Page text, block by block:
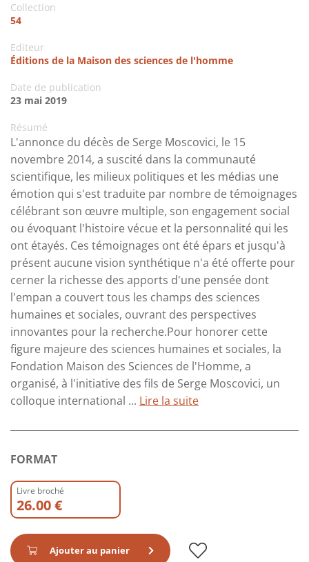
Collection
54
Editeur
Éditions de la Maison des sciences de l'homme
Date de publication
23 mai 2019
Résumé
L'annonce du décès de Serge Moscovici, le 15
novembre 2014, a suscité dans la communauté
scientifique, les milieux politiques et les médias une
émotion qui s'est traduite par nombre de témoignages
célébrant son œuvre multiple, son engagement social
ou évoquant l'histoire vécue et la personnalité qui les
ont étayés. Ces témoignages ont été épars et jusqu'à
présent aucune vision synthétique n'a été offerte pour
cerner la richesse des apports d'une pensée dont
l'empan a couvert tous les champs des sciences
humaines et sociales, ouvrant des perspectives
innovantes pour la recherche.Pour honorer cette
figure majeure des sciences humaines et sociales, la
Fondation Maison des Sciences de l'Homme, a
organisé, à l'initiative des fils de Serge Moscovici, un
colloque international ... Lire la suite
FORMAT
Livre broché
26.00 €
Ajouter au panier